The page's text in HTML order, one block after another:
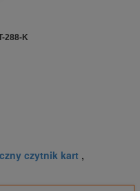
288-K
czytnik kart ,